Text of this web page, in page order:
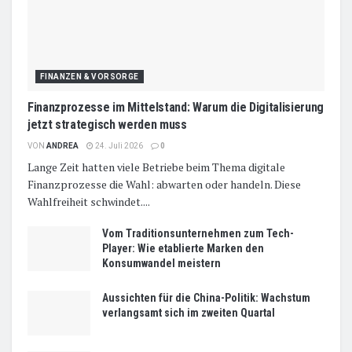
FINANZEN & VORSORGE
Finanzprozesse im Mittelstand: Warum die Digitalisierung
jetzt strategisch werden muss
VON ANDREA 24. Juli 2026 0
Lange Zeit hatten viele Betriebe beim Thema digitale
Finanzprozesse die Wahl: abwarten oder handeln. Diese
Wahlfreiheit schwindet....
Vom Traditionsunternehmen zum Tech-
Player: Wie etablierte Marken den
Konsumwandel meistern
Aussichten für die China-Politik: Wachstum
verlangsamt sich im zweiten Quartal